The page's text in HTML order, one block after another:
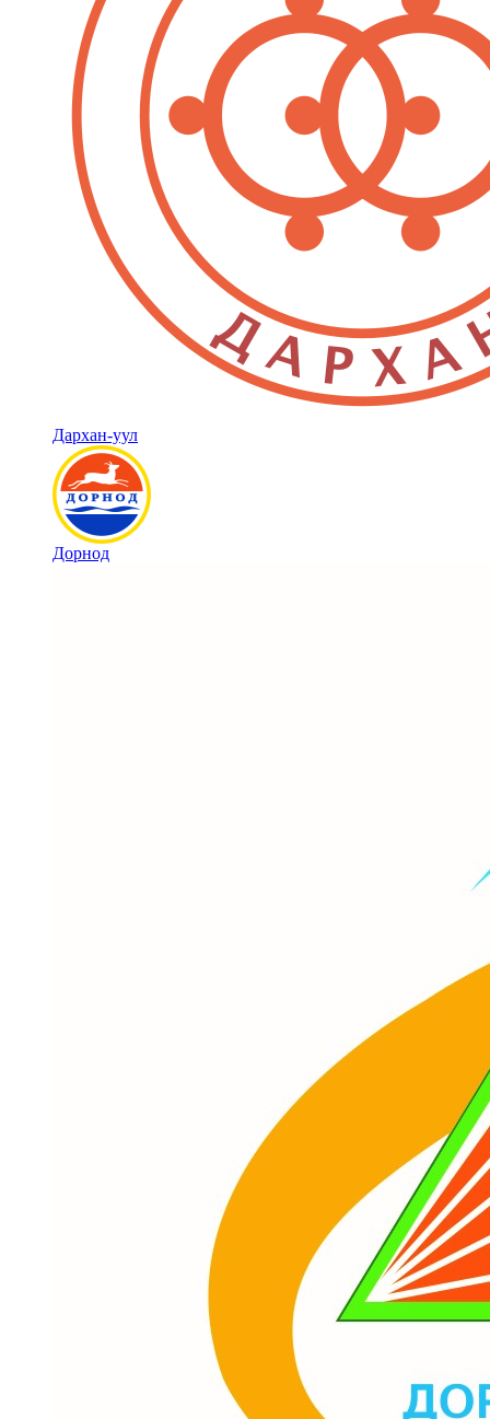
Дархан-уул
Дорнод